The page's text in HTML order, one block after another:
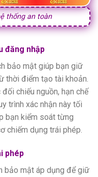
thống an toàn
đăng nhập
bảo mật giúp bạn giữ
thời điểm tạo tài khoản.
chiếu nguồn, hạn chế
trình xác nhận này tối
bạn kiểm soát từng
chiếm dụng trái phép.
phép
bảo mật áp dụng để giữ